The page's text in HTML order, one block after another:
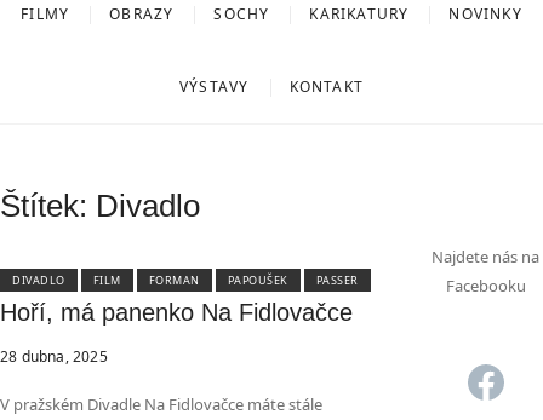
FILMY OBRAZY SOCHY KARIKATURY NOVINKY
VÝSTAVY KONTAKT
Štítek: Divadlo
DIVADLO FILM FORMAN PAPOUŠEK PASSER
Hoří, má panenko Na Fidlovačce
28 dubna, 2025
V pražském Divadle Na Fidlovačce máte stále
Najdete nás na
Facebooku